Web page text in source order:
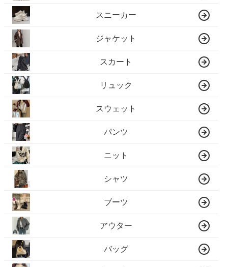
スニーカー
ジャケット
スカート
リュック
スウェット
パンツ
ニット
シャツ
ブーツ
アウター
バッグ